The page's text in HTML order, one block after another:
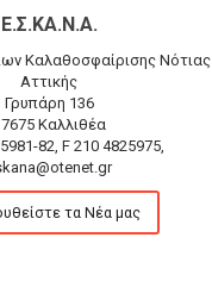
Ε.Σ.ΚΑ.Ν.Α.
Καλαθοσφαίρισης Νότιας
Αττικής
Γρυπάρη 136
Καλλιθέα
82, F 210 4825975,
τα Νέα μας